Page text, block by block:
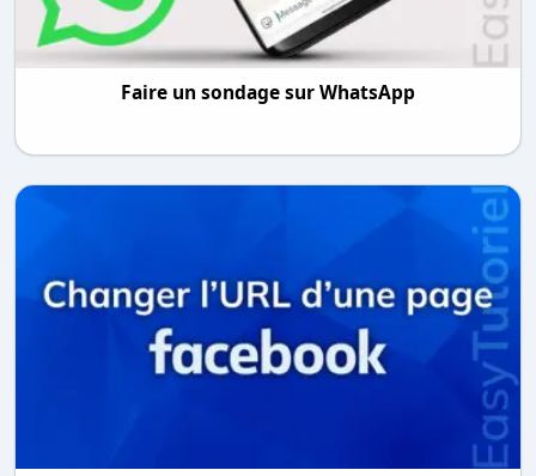
Faire un sondage sur WhatsApp